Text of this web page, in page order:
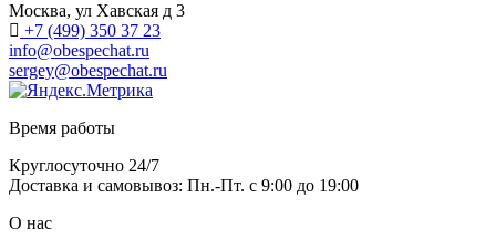
Москва, ул Хавская д 3
+7 (499) 350 37 23
info@obespechat.ru
sergey@obespechat.ru
Время работы
Круглосуточно 24/7
Доставка и самовывоз: Пн.-Пт. с 9:00 до 19:00
О нас